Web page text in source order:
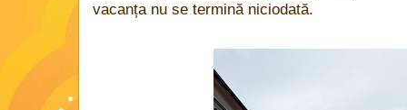
vacanța nu se termină niciodată.